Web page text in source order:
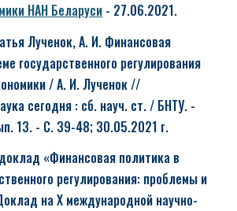
НАН Беларуси - 27.06.2021.
Лученок, А. И. Финансовая
государственного регулирования
/ А. И. Лученок //
сегодня : сб. науч. ст. / БНТУ. -
13. - С. 39-48; 30.05.2021 г.
«Финансовая политика в
регулирования: проблемы и
на Х международной научно-